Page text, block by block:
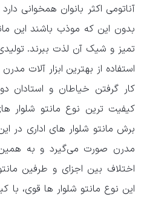
آناتومی اکثر بانوان همخوانی
بدون این که موذب باشند این
تمیز و شیک آن لذت ببرند.
استفاده از بهترین ابزار آلات
کار گرفتن خیاطان و استادان
کیفیت ترین نوع مانتو شلوار
برش مانتو شلوار های اداری در
مدرن صورت می‌گیرد و به
اختلاف بین اجزای و طرفین
این نوع مانتو شلوار ها قوی،